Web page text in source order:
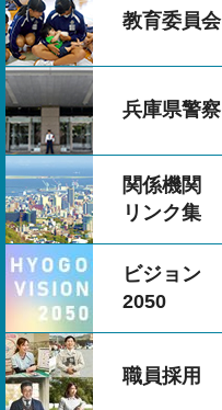
教育委員会
兵庫県警察
関係機関
リンク集
ビジョン
2050
職員採用